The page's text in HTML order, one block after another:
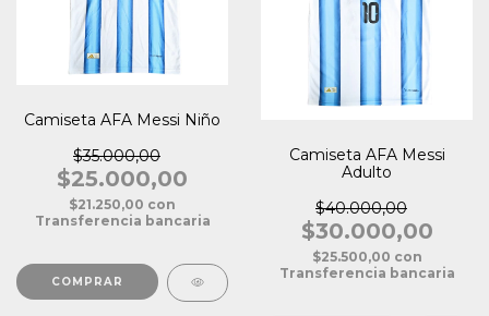
Camiseta AFA Messi Niño
$35.000,00
$25.000,00
$21.250,00 con
Transferencia bancaria
COMPRAR
Camiseta AFA Messi
Adulto
$40.000,00
$30.000,00
$25.500,00 con
Transferencia bancaria